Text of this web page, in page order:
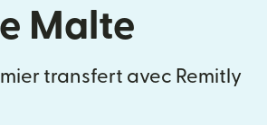
Malte
transfert avec Remitly